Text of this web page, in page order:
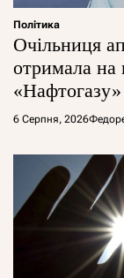
Політика
Очільниця
отримала на
«Нафтогазу»
6 Серпня, 2026